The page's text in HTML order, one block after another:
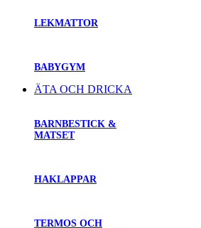
LEKMATTOR
BABYGYM
ÄTA OCH DRICKA
BARNBESTICK &
MATSET
HAKLAPPAR
TERMOS OCH